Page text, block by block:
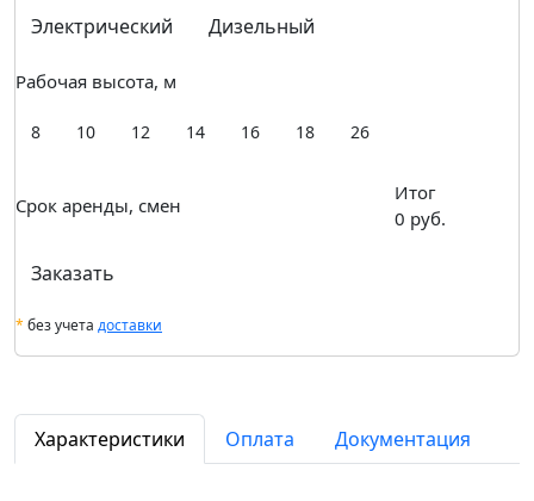
Электрический Дизельный
Рабочая высота, м
8 10 12 14 16 18 26
Срок аренды, смен
Итог
0 руб.
Заказать
* без учета доставки
Характеристики Оплата Документация